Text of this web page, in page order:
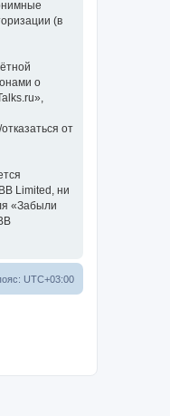
(в
о
от
Limited, ни
«Забыли
UTC+03:00